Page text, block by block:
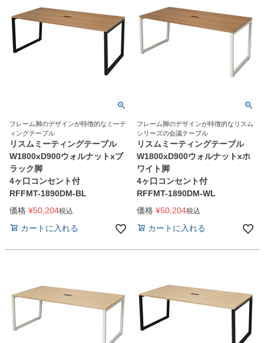
フレーム脚のデザインが特徴的なミーテ
ィングテーブル
リスムミーティングテーブル
W1800xD900ウォルナットxブ
ラック脚
4ヶ口コンセント付
RFFMT-1890DM-BL
価格 ¥50,204税込
カートに入れる
フレーム脚のデザインが特徴的なリスム
シリーズの会議テーブル
リスムミーティングテーブル
W1800xD900ウォルナットxホ
ワイト脚
4ヶ口コンセント付
RFFMT-1890DM-WL
価格 ¥50,204税込
カートに入れる